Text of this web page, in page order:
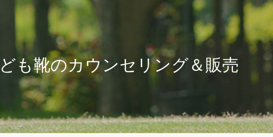
も靴のカウンセリング＆ 販売